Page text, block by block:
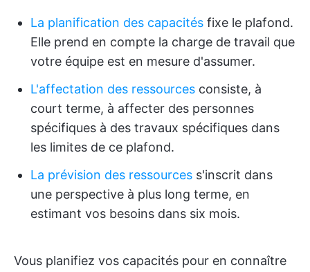
La planification des capacités fixe le plafond.
Elle prend en compte la charge de travail que
votre équipe est en mesure d'assumer.
L'affectation des ressources consiste, à
court terme, à affecter des personnes
spécifiques à des travaux spécifiques dans
les limites de ce plafond.
La prévision des ressources s'inscrit dans
une perspective à plus long terme, en
estimant vos besoins dans six mois.
Vous planifiez vos capacités pour en connaître